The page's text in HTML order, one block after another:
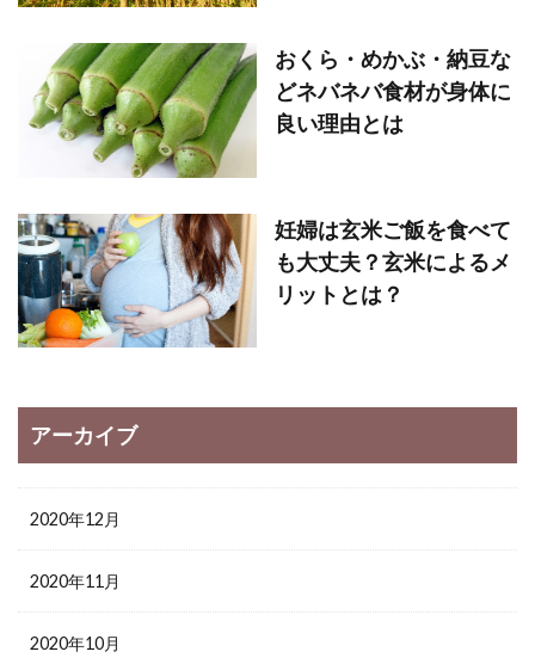
おくら・めかぶ・納豆な
どネバネバ食材が身体に
良い理由とは
妊婦は玄米ご飯を食べて
も大丈夫？玄米によるメ
リットとは？
アーカイブ
2020年12月
2020年11月
2020年10月